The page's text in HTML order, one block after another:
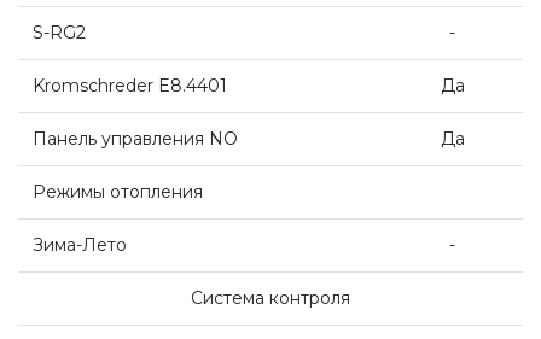
S-RG2 -
Kromschreder E8.4401 Да
Панель управления NO Да
Режимы отопления
Зима-Лето -
Система контроля